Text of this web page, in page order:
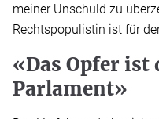
meiner Unschuld zu
Rechtspopulistin ist für
«Das Opfer ist
Parlament»